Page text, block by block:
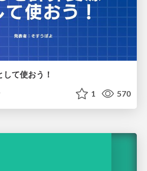
て使おう！
1 570